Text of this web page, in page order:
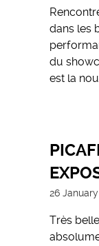
dans les
du
est la
26
Très